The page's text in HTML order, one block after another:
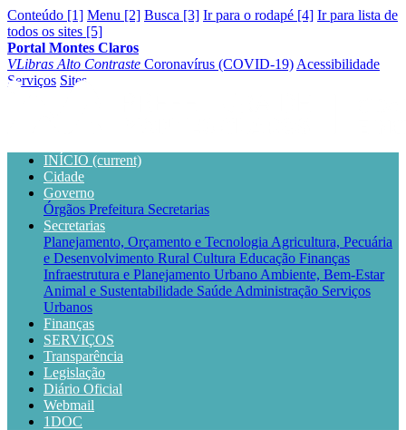
Conteúdo [1] Menu [2] Busca [3] Ir para o rodapé [4] Ir para lista de
todos os sites [5]
Portal Montes Claros
VLibras Alto Contraste Coronavírus (COVID-19) Acessibilidade
Serviços Sites
INÍCIO (current)
Cidade
Governo
Órgãos Prefeitura Secretarias
Secretarias
Planejamento, Orçamento e Tecnologia Agricultura, Pecuária
e Desenvolvimento Rural Cultura Educação Finanças
Infraestrutura e Planejamento Urbano Ambiente, Bem-Estar
Animal e Sustentabilidade Saúde Administração Serviços
Urbanos
Finanças
SERVIÇOS
Transparência
Legislação
Diário Oficial
Webmail
1DOC